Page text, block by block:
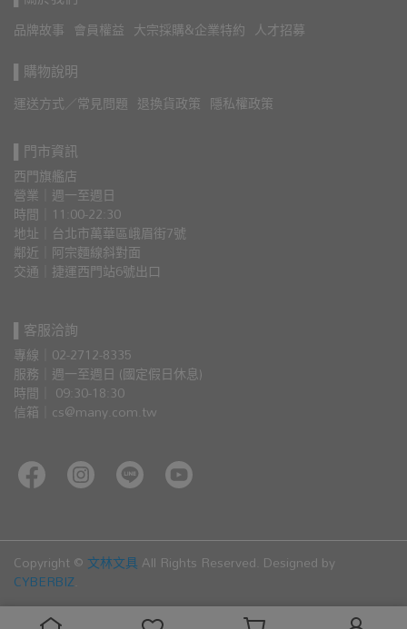
品牌故事 會員權益 大宗採購&企業特約 人才招募
▌購物說明
運送方式／常見問題 退換貨政策 隱私權政策
▌門市資訊
西門旗艦店
營業｜週一至週日
時間｜11:00-22:30
地址｜台北市萬華區峨眉街7號
鄰近｜阿宗麵線斜對面
交通｜捷運西門站6號出口
▌客服洽詢
專線｜02-2712-8335
服務｜週一至週日 (國定假日休息)
時間｜ 09:30-18:30
信箱｜cs@many.com.tw
Copyright © 文林文具 All Rights Reserved. Designed by
CYBERBIZ